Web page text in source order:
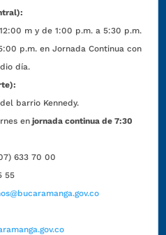
m y de 1:00 p.m. a 5:30 p.m.
en Jornada Continua con
día.
barrio Kennedy.
en jornada continua de 7:30
633 70 00
55